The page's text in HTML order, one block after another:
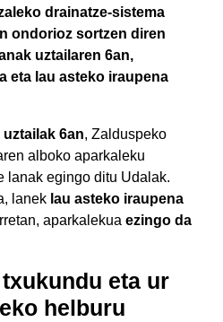
drainatze-sistema
ondorioz sortzen diren
uztailaren 6an,
eta lau asteko iraupena
uztailak 6an, Zalduspeko
alboko aparkaleku
lanak egingo ditu Udalak.
lanek lau asteko iraupena
aparkalekua ezingo da
eta ur
helburu